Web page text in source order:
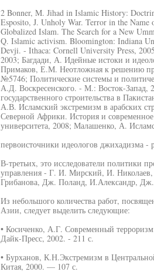
2 Bonner, M. Jihad in Islamic History:
Esposito, J. Unholy War. Terror in the
Globalized Islam. The Search for a New
Q. Islamic activism. Bloomington: Indiana
Devji. - Ithaca: Cornell University Press,
2003; Багдади, А. Идейные истоки и
Примаков, Е.М. Неотложная к решению
№5746; Политические системы и
А.Д. Воскресенского. - М.: Восток-Запад,
государственного строительства в
А.В. Исламский экстремизм в арабских
Северной Африки. История и
университета, 2008; Малашенко, А.
первоисточники идеологов джихадизма
В-третьих, это исследователи политики
управления - Г. И. Мирский, И.
Грибанова, Дж. Поланд, И.Александр,
Из небольшого количества работ,
Азии, следует выделить следующие:
• Косиченко, А.Г. Современный
Дайк-Пресс, 2002. - 211 с.
• Бурханов, К.Н.Экстремизм в
Китая, 2000. — 107 с.